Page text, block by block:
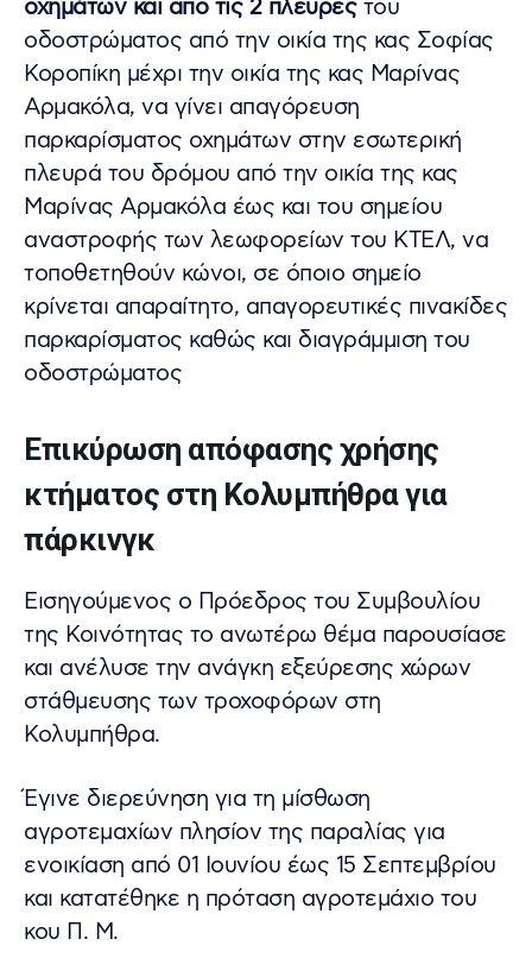
οχηµάτων και από τις 2 πλευρέςτου
οδοστρώµατος από την οικία της κας Σοφίας
Κοροπίκη µέχρι την οικία της κας Μαρίνας
Αρµακόλα, να γίνει απαγόρευση
παρκαρίσµατος οχηµάτων στην εσωτερική
πλευρά του δρόµου από την οικία της κας
Μαρίνας Αρµακόλα έως και του σηµείου
αναστροφής των λεωφορείων του ΚΤΕΛ, να
τοποθετηθούν κώνοι, σε όποιο σηµείο
κρίνεται απαραίτητο, απαγορευτικές πινακίδες
παρκαρίσµατος καθώς και διαγράµµιση του
οδοστρώµατος
Επικύρωση απόφασης χρήσης
κτήµατος στη Κολυµπήθρα για
πάρκινγκ
Εισηγούµενος ο Πρόεδρος του Συµβουλίου
της Κοινότητας το ανωτέρω θέµα παρουσίασε
και ανέλυσε την ανάγκη εξεύρεσης χώρων
στάθµευσης των τροχοφόρων στη
Κολυµπήθρα.
Έγινε διερεύνηση για τη µίσθωση
αγροτεµαχίων πλησίον της παραλίας για
ενοικίαση από 01 Ιουνίου έως 15 Σεπτεµβρίου
και κατατέθηκε η πρόταση αγροτεµάχιο του
κου Π. Μ.